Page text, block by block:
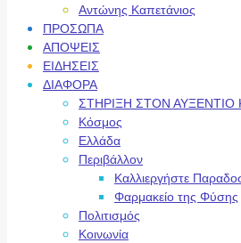
Αντώνης Καπετάνιος
ΠΡΟΣΩΠΑ
ΑΠΟΨΕΙΣ
ΕΙΔΗΣΕΙΣ
ΔΙΑΦΟΡΑ
ΣΤΗΡΙΞΗ ΣΤΟΝ ΑΥΞΕΝΤΙΟ
Κόσμος
Ελλάδα
Περιβάλλον
Καλλιεργήστε
Φαρμακείο της Φύσης
Πολιτισμός
Κοινωνία